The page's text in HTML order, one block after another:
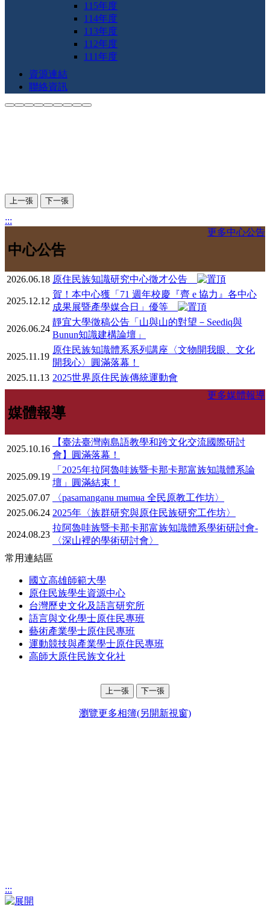
115年度
114年度
113年度
112年度
111年度
資源連結
聯絡資訊
上一張 下一張
:::
中心公告
更多中心公告
2026.06.18 原住民族知識研究中心徵才公告
2025.12.12
賀！本中心獲「71 週年校慶『齊 e 協力』各中心
成果展暨產學媒合日」優等
2026.06.24
靜宜大學徵稿公告「山與山的對望－Seediq與
Bunun知識建構論壇」
2025.11.19
原住民族知識體系系列講座〈文物開我眼、文化
開我心〉圓滿落幕！
2025.11.13 2025世界原住民族傳統運動會
媒體報導
更多媒體報導
2025.10.16
【臺法臺灣南島語教學和跨文化交流國際研討
會】圓滿落幕！
2025.09.19
「2025年拉阿魯哇族暨卡那卡那富族知識體系論
壇」圓滿結束！
2025.07.07
〈pasamanganʉ mʉmʉa 全民原教工作坊〉
2025.06.24 2025年〈族群研究與原住民族研究工作坊〉
2024.08.23
拉阿魯哇族暨卡那卡那富族知識體系學術研討會-
〈深山裡的學術研討會〉
常用連結區
國立高雄師範大學
原住民族學生資源中心
台灣歷史文化及語言研究所
語言與文化學士原住民專班
藝術產業學士原住民專班
運動競技與產業學士原住民專班
高師大原住民族文化社
上一張 下一張
瀏覽更多相簿(另開新視窗)
:::